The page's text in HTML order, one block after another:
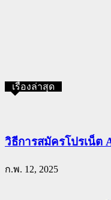
เรื่องล่าสุด
วิธีการสมัครโปรเน็ต
ก.พ. 12, 2025